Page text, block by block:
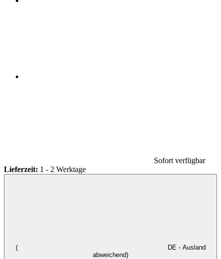
Sofort verfügbar
Lieferzeit: 1 - 2 Werktage
(
DE - Ausland
abweichend)